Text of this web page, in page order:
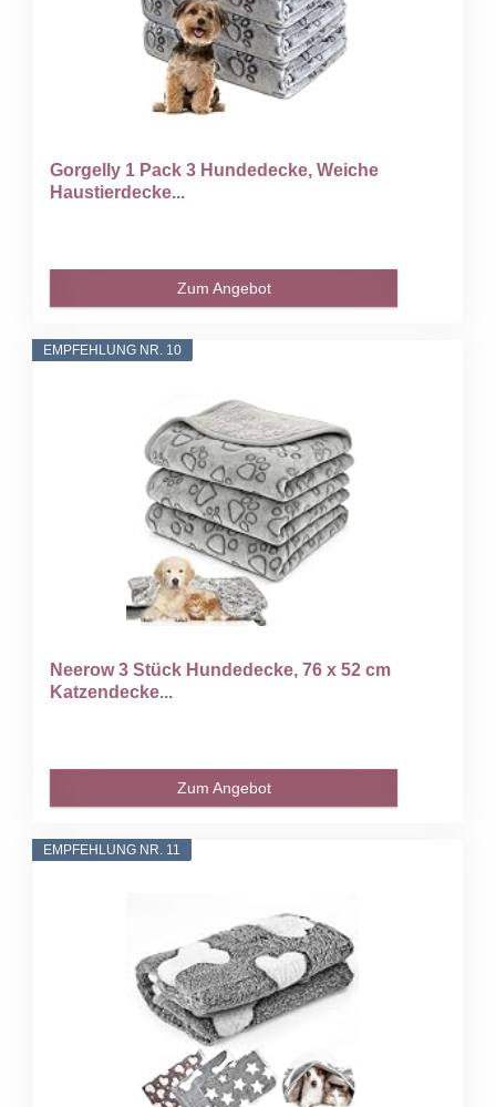
Gorgelly 1 Pack 3 Hundedecke, Weiche
Haustierdecke...
Zum Angebot
EMPFEHLUNG NR. 10
Neerow 3 Stück Hundedecke, 76 x 52 cm
Katzendecke...
Zum Angebot
EMPFEHLUNG NR. 11